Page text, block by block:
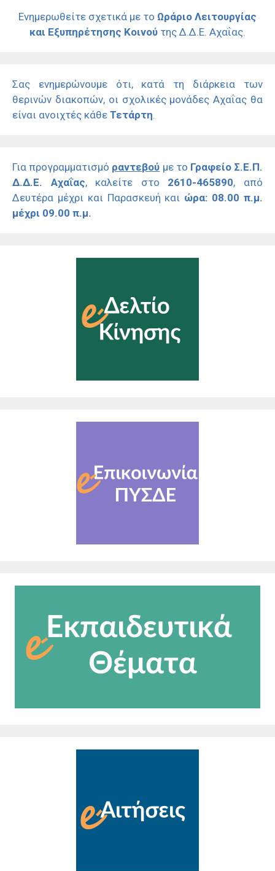
Ενημερωθείτε σχετικά με το Ωράριο Λειτουργίας
και Εξυπηρέτησης Κοινού της Δ.Δ.Ε. Αχαΐας.
Σας ενημερώνουμε ότι, κατά τη διάρκεια των
θερινών διακοπών, οι σχολικές μονάδες Αχαΐας θα
είναι ανοιχτές κάθε Τετάρτη.
Για προγραμματισμό ραντεβού με το Γραφείο Σ.Ε.Π.
Δ.Δ.Ε. Αχαΐας, καλείτε στο 2610-465890, από
Δευτέρα μέχρι και Παρασκευή και ώρα: 08.00 π.μ.
μέχρι 09.00 π.μ.